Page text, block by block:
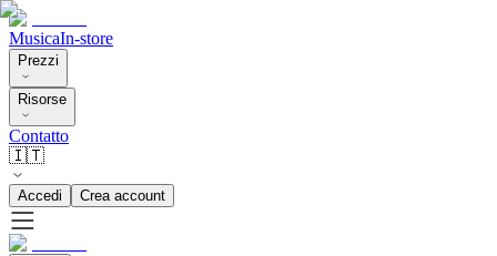
MusicaIn-store
Prezzi
Risorse
Contatto
🇮🇹
Accedi Crea account